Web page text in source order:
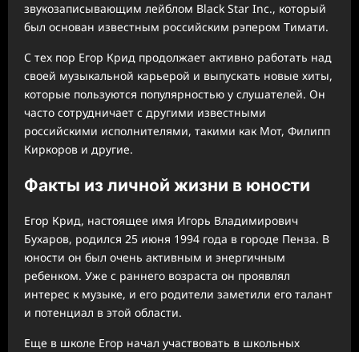
звукозаписывающим лейблом Black Star Inc., который
был основан известным российским рэпером Тимати.
С тех пор Егор Крид продолжает активно работать над
своей музыкальной карьерой и выпускать новые хиты,
которые пользуются популярностью у слушателей. Он
часто сотрудничает с другими известными
российскими исполнителями, такими как Мот, Филипп
Киркоров и другие.
Факты из личной жизни в юности
Егор Крид, настоящее имя Игорь Владимирович
Бухаров, родился 25 июня 1994 года в городе Пенза. В
юности он был очень активным и энергичным
ребенком. Уже с раннего возраста он проявлял
интерес к музыке, и его родители заметили его талант
и потенциал в этой области.
Еще в школе Егор начал участвовать в школьных